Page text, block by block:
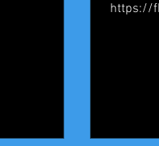
https://